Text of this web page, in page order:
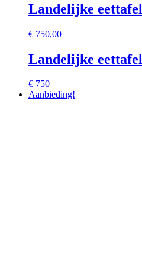
Landelijke eettafel
€ 750,00
Landelijke eettafel
€ 750
Aanbieding!